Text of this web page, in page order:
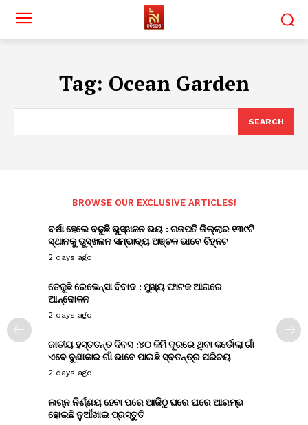
Tag: Ocean Garden
SEARCH
BROWSE OUR EXCLUSIVE ARTICLES!
ବର୍ଷା ହେଲେ ବଢୁଛି ଭୁସ୍ଖଳନ ଭୟ : ଗଜପତି ଜିଲ୍ଲାର ୧୩୯ଟି
ସ୍ଥାନକୁ ଭୁସ୍ଖଳନ ସମ୍ଭାବ୍ୟ ଅଞ୍ଚଳ ଭାବେ ଚିହ୍ନଟ
2 days ago
ତେଜୁଛି ରେଭେନ୍ସା ବିବାଦ : ମୁଖ୍ୟ ଫାଟକ ଆଗରେ
ଆନ୍ଦୋଳନ
2 days ago
ଜାତୀୟ ହସ୍ତତନ୍ତ ଦିବସ :୪୦ କିମି ଦୂରରେ ଥିବା କର୍ଡୋଲା ଗାଁ
ଏବେ ବୁଣାକାର ଗାଁ ଭାବେ ପାଇଛି ସ୍ବତନ୍ତ୍ର ପରିଚୟ
2 days ago
ଲଗ୍ନ ନିର୍ଣ୍ଣୟ ହେବା ପରେ ଆଜିଠୁ ଘରେ ଘରେ ଆରମ୍ଭ
ହୋଇଛି ନୁଆଁଖାଇ ପ୍ରସ୍ତୁତି